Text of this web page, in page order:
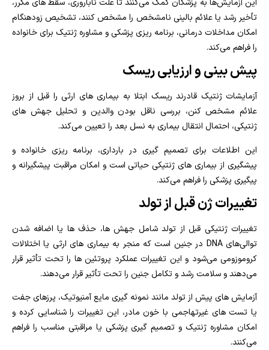
این آزمایش‌ها به پزشکان کمک می‌کنند تا علت ناباروری، سقط‌ های مکرر،
تأخیر رشد یا علائم بالینی نامشخص را مشخص کنند، تشخیص زودهنگام
امکان مداخلات درمانی، برنامه‌ ریزی پزشکی و مشاوره ژنتیک برای خانواده
را فراهم می‌کند.
پیش‌ بینی و ارزیابی ریسک
آزمایشات ژنتیک قادرند ریسک ابتلا به بیماری‌ های ارثی را قبل از بروز
علائم مشخص کنن، بررسی ناقل بودن والدین و تحلیل جهش‌ های
ژنتیکی، احتمال انتقال بیماری به نسل بعد را تعیین می‌کند.
این اطلاعات برای تصمیم‌ گیری در بارداری، برنامه‌ ریزی خانواده و
پیشگیری از بیماری‌ های ژنتیکی حیاتی است و امکان مراقبت پیشگیرانه و
پیگیری پزشکی را فراهم می‌کند.
تغییرات ژن قبل از تولد
تغییرات ژنتیکی قبل از تولد شامل جهش‌ ها، حذف‌ ها یا اضافه شدن
توالی‌های DNA در جنین است که منجر به بیماری‌ های ارثی یا اختلالات
کروموزومی می‌شود و این تغییرات عملکرد پروتئین‌ ها را تحت تأثیر قرار
می‌دهند و سلامت رشد و تکامل جنین را تحت تأثیر قرار می‌دهند.
آزمایش‌ های پیش از تولد مانند نمونه‌ گیری مایع آمنیوتیک، پرزهای جفت
یا تست‌ های غیرتهاجمی با خون مادر، این تغییرات را شناسایی کرده و
امکان مشاوره ژنتیک و تصمیم‌ گیری پزشکی یا مراقبتی مناسب را فراهم
می‌کنند.